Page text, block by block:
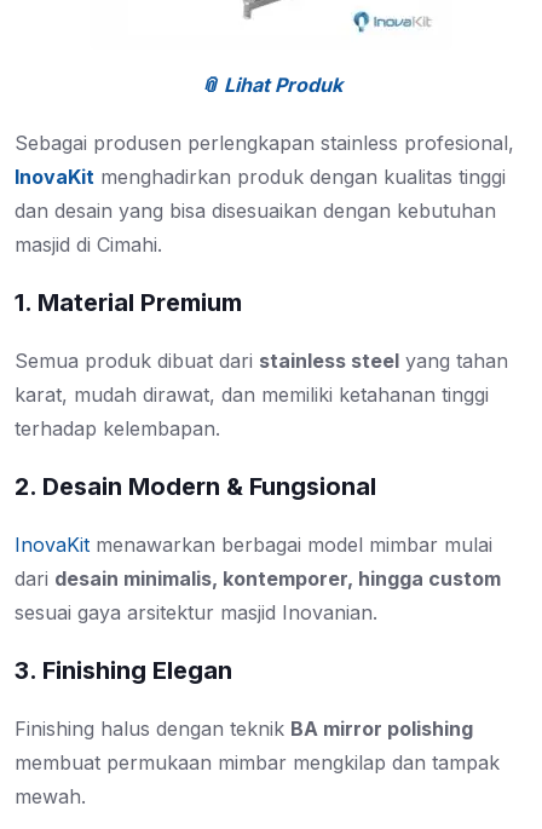
📎 Lihat Produk
Sebagai produsen perlengkapan stainless profesional,
InovaKit menghadirkan produk dengan kualitas tinggi
dan desain yang bisa disesuaikan dengan kebutuhan
masjid di Cimahi.
1. Material Premium
Semua produk dibuat dari stainless steel yang tahan
karat, mudah dirawat, dan memiliki ketahanan tinggi
terhadap kelembapan.
2. Desain Modern & Fungsional
InovaKit menawarkan berbagai model mimbar mulai
dari desain minimalis, kontemporer, hingga custom
sesuai gaya arsitektur masjid Inovanian.
3. Finishing Elegan
Finishing halus dengan teknik BA mirror polishing
membuat permukaan mimbar mengkilap dan tampak
mewah.